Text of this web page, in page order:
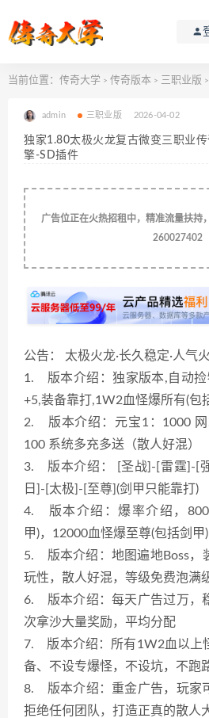
当前位置： 传奇大学 > 传奇版本 > 三职业版 >
admin 三职业版 2026-04-02
独家1.80太极火龙复古微变三职业传
擎-SD插件
广告位正在火热招租中，精准流量扶持
260027402
公告： 太极火龙·长久稳定·人气
1. 版本介绍：独家版本,自动捡
+5,装备靠打,1W2血怪爆所有(包
2. 版本介绍：元宝1：1000 网
100 系统多充多送（散人好混）
3. 版本介绍： [圣战]-[雷霆]-[
日]-[太极]-[至尊](剑甲只能靠打)
4. 版本介绍：爆率介绍，
甲)，12000血怪爆至尊(包括剑
5. 版本介绍：地图遍地Boss，
玩性，散人好混，等级免费泡满
6. 版本介绍：每天广告过万，
次拿沙大量奖励，平均分配
7. 版本介绍：所有1W2血以上
备、不设专爆怪，不设坑，不跑
8. 版本介绍：重金广告，玩家
拒绝任何团队，打造正真的散人